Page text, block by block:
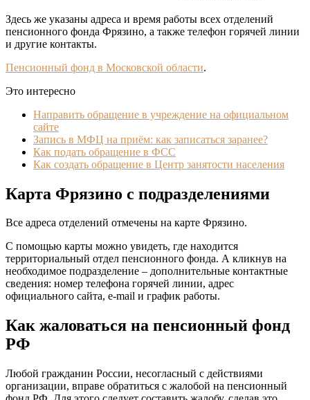
Здесь же указаны адреса и время работы всех отделений
пенсионного фонда Фрязино, а также телефон горячей линии
и другие контакты.
Пенсионный фонд в Московской области.
Это интересно
Направить обращение в учреждение на официальном
сайте
Запись в МФЦ на приём: как записаться заранее?
Как подать обращение в ФСС
Как создать обращение в Центр занятости населения
Карта Фрязино с подразделениями
Все адреса отделений отмечены на карте Фрязино.
С помощью карты можно увидеть, где находится
территориальный отдел пенсионного фонда. А кликнув на
необходимое подразделение – дополнительные контактные
сведения: номер телефона горячей линии, адрес
официального сайта, e-mail и график работы.
Как жаловаться на пенсионный фонд
РФ
Любой гражданин России, несогласный с действиями
организации, вправе обратиться с жалобой на пенсионный